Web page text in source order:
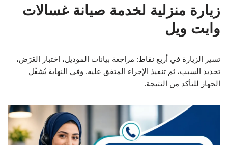
زيارة منزلية لخدمة صيانة غسالات
وايت ويل
تسير الزيارة في أربع نقاط: مراجعة بيانات الموديل، اختبار العَرَض،
تحديد السبب، ثم تنفيذ الإجراء المتفق عليه. وفي النهاية يُشغّل
الجهاز للتأكد من النتيجة.